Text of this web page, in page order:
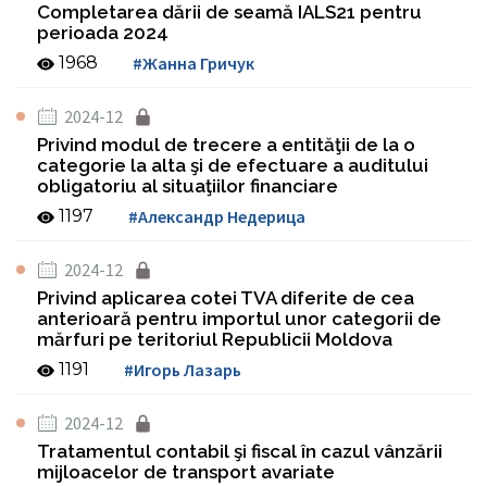
Completarea dării de seamă IALS21 pentru
perioada 2024
1968 #Жанна Гричук
2024-12
Privind modul de trecere a entităţii de la o
categorie la alta şi de efectuare a auditului
obligatoriu al situaţiilor financiare
1197 #Александр Недерица
2024-12
Privind aplicarea cotei TVA diferite de cea
anterioară pentru importul unor categorii de
mărfuri pe teritoriul Republicii Moldova
1191 #Игорь Лазарь
2024-12
Tratamentul contabil şi fiscal în cazul vânzării
mijloacelor de transport avariate